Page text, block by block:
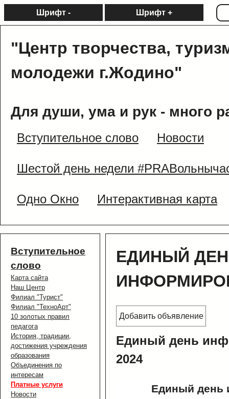
Шрифт - Шрифт +
"Центр творчества,
молодежи г.Жодино"
Для души, ума и рук - много
Вступительное слово Новости
Шестой день недели
Одно Окно Интерактивная карта
Вступительное
слово
Карта сайта
Наш Центр
Филиал "Турист"
Филиал "ТехноАрт"
10 золотых правил
педагога
История, традиции,
достижения учреждения
образования
Объединения по
интересам
Платные услуги
Новости
ЕДИНЫЙ
Добавить объявление
Единый день
2024
Единый день